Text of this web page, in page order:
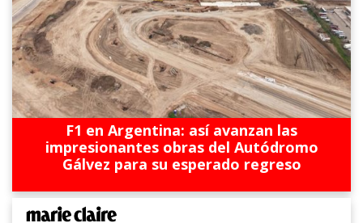
F1 en Argentina: así avanzan las
impresionantes obras del Autódromo
Gálvez para su esperado regreso